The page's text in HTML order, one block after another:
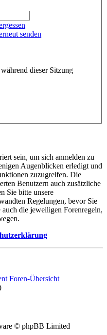
senden
dieser Sitzung
sein, um sich anmelden zu
Augenblicken erledigt und
zuzugreifen. Die
Benutzern auch zusätzliche
Sie bitte unsere
Regelungen, bevor Sie
die jeweiligen Forenregeln,
Foren-Übersicht
© phpBB Limited